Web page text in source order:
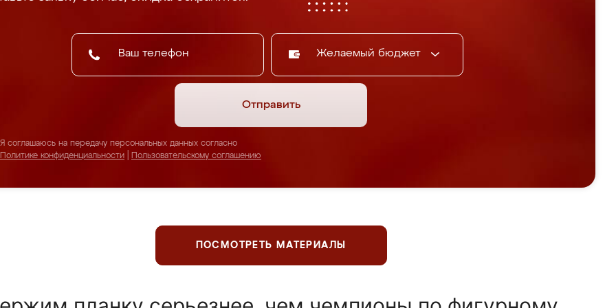
Желаемый бюджет
Отправить
Я соглашаюсь на передачу персональных данных согласно
Политике конфиденциальности
Пользовательскому соглашению
ПОСМОТРЕТЬ МАТЕРИАЛЫ